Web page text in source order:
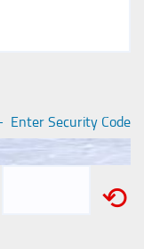
Enter Security Code
⟲